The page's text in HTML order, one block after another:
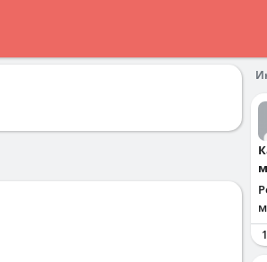
Как я обманул систему, купил